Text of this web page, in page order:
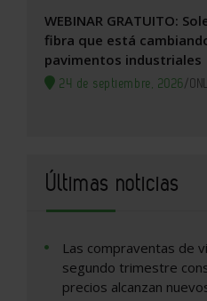
WEBINAR GRATUITO:
fibra que está
pavimentos industriales
24 de septiembre, 2026/
Últimas noticias
Las compraventas de
segundo trimestre
precios alcanzan